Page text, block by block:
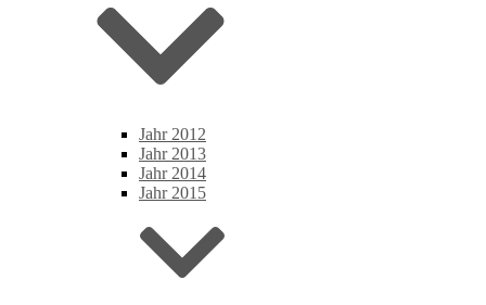
Jahr 2012
Jahr 2013
Jahr 2014
Jahr 2015